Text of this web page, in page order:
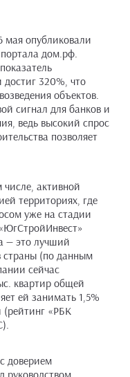
мая опубликовали
дом.рф.
достиг 320%, что
объектов.
сигнал для банков и
ведь высокий спрос
позволяет
числе, активной
территориях, где
уже на стадии
— это лучший
страны (по данным
сейчас
квартир общей
ей занимать 1,5%
(рейтинг «РБК
доверием
руководством